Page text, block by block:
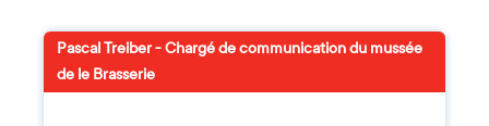
Pascal Treiber - Chargé de communication du mussée
de le Brasserie